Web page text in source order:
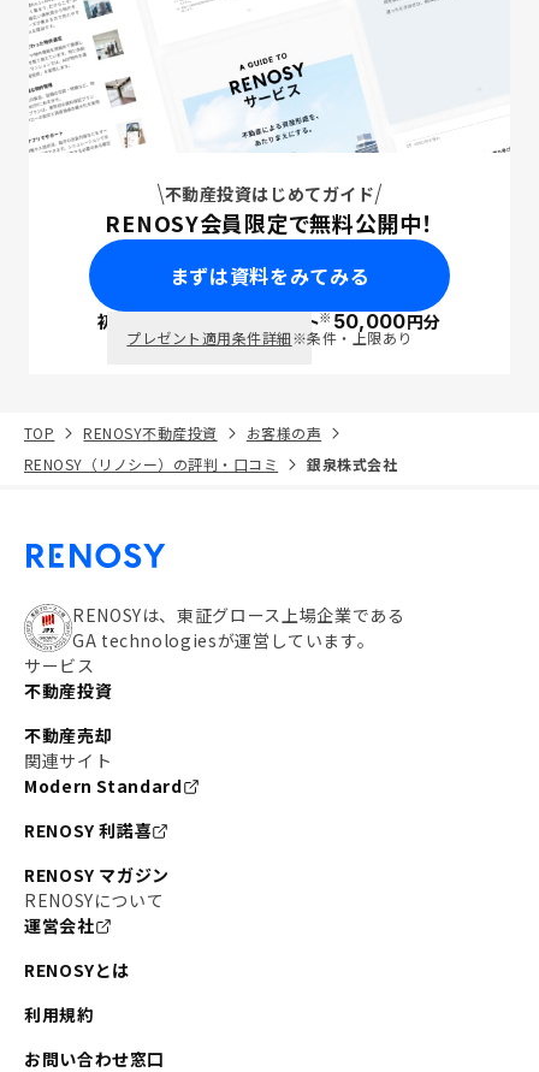
不動産投資はじめてガイド
RENOSY会員限定で無料公開中！
まずは資料をみてみる
初回面談で ポイント※50,000円分
プレゼント適用条件詳細※条件・上限あり
TOP RENOSY不動産投資
お客様の声
RENOSY（リノシー）の評判・口コミ
銀泉株式会社
RENOSYは、東証グロース上場企業である
GA technologiesが運営しています。
サービス
不動産投資
不動産売却
関連サイト
Modern Standard
RENOSY 利諾喜
RENOSY マガジン
RENOSYについて
運営会社
RENOSYとは
利用規約
お問い合わせ窓口